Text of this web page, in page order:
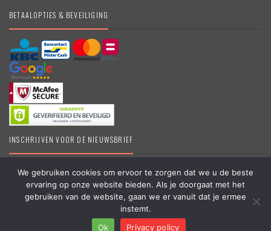
BETAALOPTIES & BEVEILIGING
INSCHRIJVEN VOOR DE NIEUWSBRIEF
DakraamKopen.be – Erkend VELUX dealer – Grootste online VELUX
shop in België – Originele VELUX producten – Dakramen &
Toebehoren – #koopbelgisch
We gebruiken cookies om ervoor te zorgen dat we u de beste
ervaring op onze website bieden. Als je doorgaat met het
gebruiken van de website, gaan we er vanuit dat je ermee
instemt.
Ok
Privacy policy